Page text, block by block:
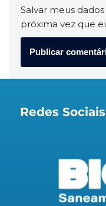
Salvar meus
próxima vez que
Redes Sociais